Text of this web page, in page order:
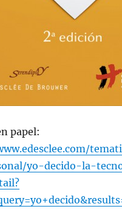
papel:
yo-decido-la-